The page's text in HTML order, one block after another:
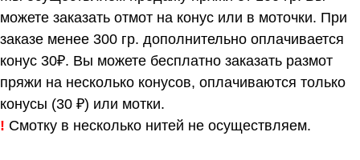
можете заказать отмот на конус или в моточки. При
заказе менее 300 гр. дополнительно оплачивается
конус 30₽. Вы можете бесплатно заказать размот
пряжи на несколько конусов, оплачиваются только
конусы (30 ₽) или мотки.
! Смотку в несколько нитей не осуществляем.